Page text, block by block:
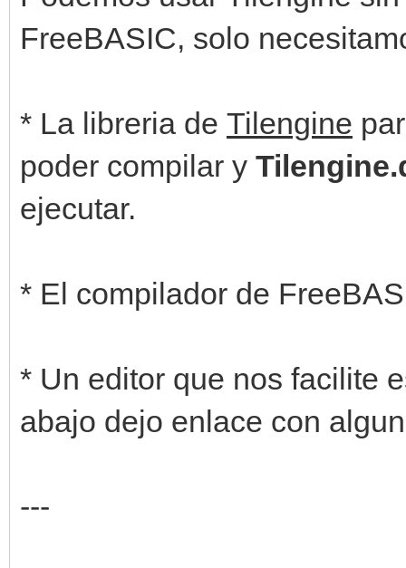
FreeBASIC, solo
* La libreria de Tilengine
poder compilar y
ejecutar.
* El compilador de
* Un editor que nos facilite
abajo dejo enlace con
---